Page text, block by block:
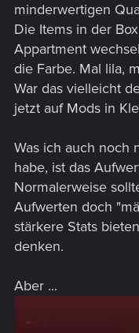
minderwertigen
Die Items in der
Appartment
die Farbe. Mal lila,
War das vielleicht
jetzt auf Mods in
Was ich auch noch
habe, ist das
Normalerweise
Aufwerten doch
stärkere Stats
denken.
Aber ...